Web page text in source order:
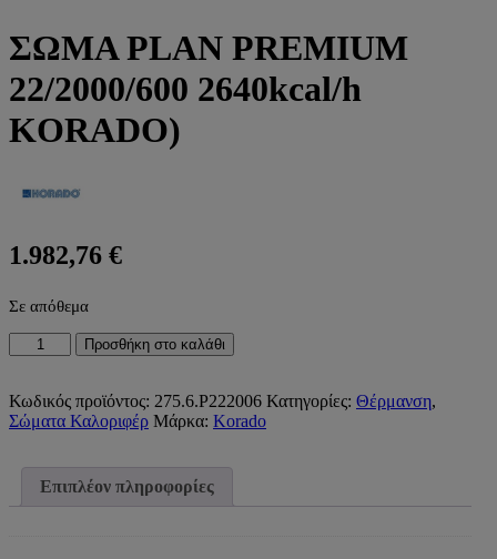
ΣΩΜΑ PLAN PREMIUM
22/2000/600 2640kcal/h
KORADO)
1.982,76 €
Σε απόθεμα
ΣΩΜΑ
PLAN
22/2000/600
2640kcal/h
Προσθήκη στο καλάθι
Κωδικός προϊόντος: 275.6.P222006 Κατηγορίες: Θέρμανση,
Σώματα Καλοριφέρ Μάρκα: Korado
Επιπλέον πληροφορίες